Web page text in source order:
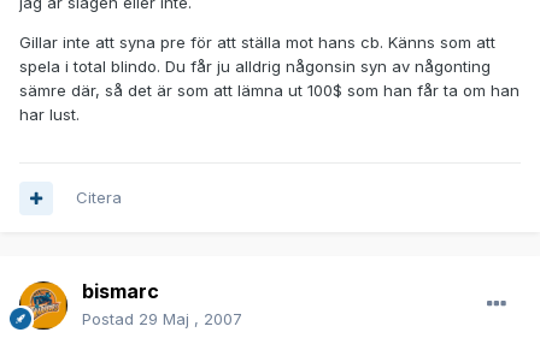
Gillar inte att syna pre för att ställa mot hans cb. Känns som att
spela i total blindo. Du får ju alldrig någonsin syn av någonting
sämre där, så det är som att lämna ut 100$ som han får ta om han
har lust.
Citera
bismarc
Postad 29 Maj , 2007